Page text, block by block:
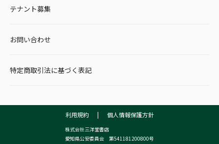
テナント募集
お問い合わせ
特定商取引法に基づく表記
利用規約 | 個人情報保護方針
株式会社三洋堂書店
愛知県公安委員会 第541181200800号